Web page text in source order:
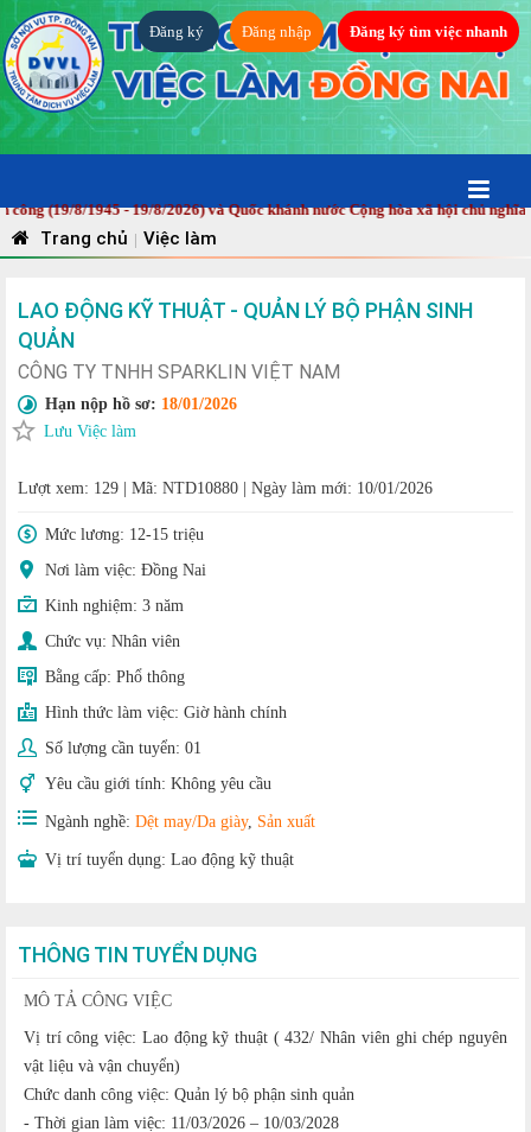
Đăng ký Đăng nhập Đăng ký tìm việc nhanh
(19/8/1945 - 19/8/2026) và Quốc khánh nước Cộng hòa xã hội chủ nghĩa
Trang chủ | Việc làm
LAO ĐỘNG KỸ THUẬT - QUẢN LÝ BỘ PHẬN SINH
QUẢN
CÔNG TY TNHH SPARKLIN VIỆT NAM
Hạn nộp hồ sơ: 18/01/2026
Lưu Việc làm
Lượt xem: 129 Mã: NTD10880 Ngày làm mới: 10/01/2026
Mức lương: 12-15 triệu
Nơi làm việc: Đồng Nai
Kinh nghiệm: 3 năm
Chức vụ: Nhân viên
Bằng cấp: Phổ thông
Hình thức làm việc: Giờ hành chính
Số lượng cần tuyển: 01
Yêu cầu giới tính: Không yêu cầu
Ngành nghề: Dệt may/Da giày, Sản xuất
Vị trí tuyển dụng: Lao động kỹ thuật
THÔNG TIN TUYỂN DỤNG
MÔ TẢ CÔNG VIỆC
Vị trí công việc: Lao động kỹ thuật ( 432/ Nhân viên ghi chép nguyên
vật liệu và vận chuyển)
Chức danh công việc: Quản lý bộ phận sinh quản
- Thời gian làm việc: 11/03/2026 – 10/03/2028